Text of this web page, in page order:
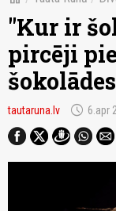
"Kur ir
pircēji
tautaruna.lv schedule 6.apr